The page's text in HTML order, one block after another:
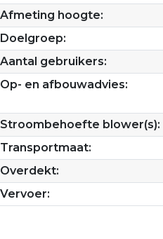
Afmeting hoogte:
Doelgroep:
Aantal gebruikers:
Op- en afbouwadvies:
Stroombehoefte blower(s):
Transportmaat:
Overdekt:
Vervoer: